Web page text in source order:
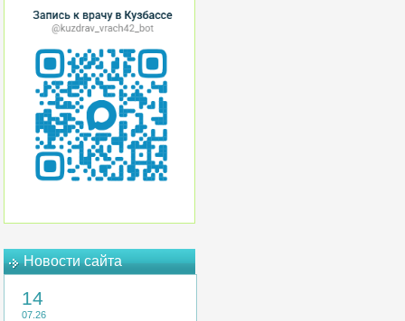
Новости сайта
14
07.26